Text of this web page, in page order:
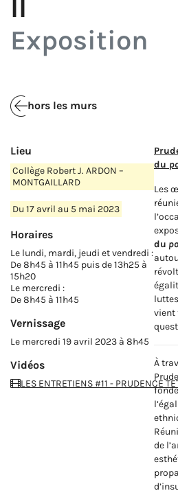
II
Exposition
hors les murs
Lieu
Collège Robert J. ARDON –
MONTGAILLARD
Du 17 avril au 5 mai 2023
Horaires
Le lundi, mardi, jeudi et vendredi :
De 8h45 à 11h45 puis de 13h25 à
15h20
Le mercredi :
De 8h45 à 11h45
Vernissage
Le mercredi 19 avril 2023 à 8h45
Vidéos
LES ENTRETIENS #11 - PRUDENCE
du
Les
du
vient
À
de